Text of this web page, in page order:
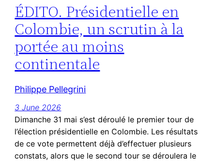
ÉDITO. Présidentielle en
Colombie, un scrutin à la
portée au moins
continentale
Philippe Pellegrini
3 June 2026
Dimanche 31 mai s’est déroulé le premier tour de
l’élection présidentielle en Colombie. Les résultats
de ce vote permettent déjà d’effectuer plusieurs
constats, alors que le second tour se déroulera le